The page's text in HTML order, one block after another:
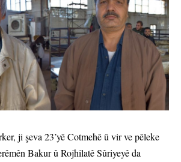
ji şeva 23’yê Cotmehê û vir ve pêleke
Bakur û Rojhilatê Sûriyeyê da